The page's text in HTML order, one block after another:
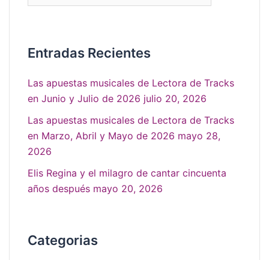
Entradas Recientes
Las apuestas musicales de Lectora de Tracks
en Junio y Julio de 2026 julio 20, 2026
Las apuestas musicales de Lectora de Tracks
en Marzo, Abril y Mayo de 2026 mayo 28,
2026
Elis Regina y el milagro de cantar cincuenta
años después mayo 20, 2026
Categorias